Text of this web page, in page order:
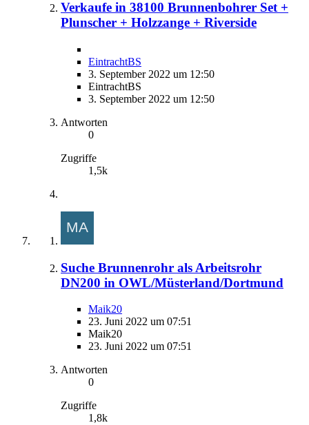
Verkaufe in 38100 Brunnenbohrer Set +
Plunscher + Holzzange + Riverside
EintrachtBS
3. September 2022 um 12:50
EintrachtBS
3. September 2022 um 12:50
Antworten
0
Zugriffe
1,5k
Suche Brunnenrohr als Arbeitsrohr
DN200 in OWL/Müsterland/Dortmund
Maik20
23. Juni 2022 um 07:51
Maik20
23. Juni 2022 um 07:51
Antworten
0
Zugriffe
1,8k